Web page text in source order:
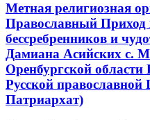
Метная религиозная
Православный Приход
бессребренников и
Дамиана Асийских с.
Оренбургской
Русской
Патриархат)